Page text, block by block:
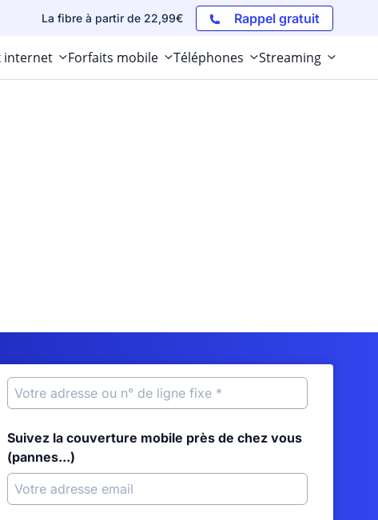
La fibre à partir de 22,99€ Rappel gratuit
internet Forfaits mobile Téléphones Streaming
Suivez la couverture mobile près de chez vous
(pannes...)